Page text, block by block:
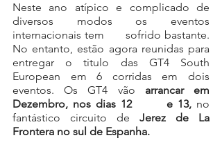
Neste ano atípico e complicado de
diversos modos os eventos
internacionais tem       sofrido bastante.
No entanto, estão agora reunidas para
entregar o titulo das GT4 South
European em 6 corridas em dois
eventos. Os GT4 vão arrancar em
Dezembro, nos dias 12       e 13, no
fantástico circuito de Jerez de La
Frontera no sul de Espanha.